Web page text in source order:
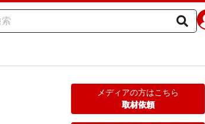
メディアの方はこちら
取材依頼